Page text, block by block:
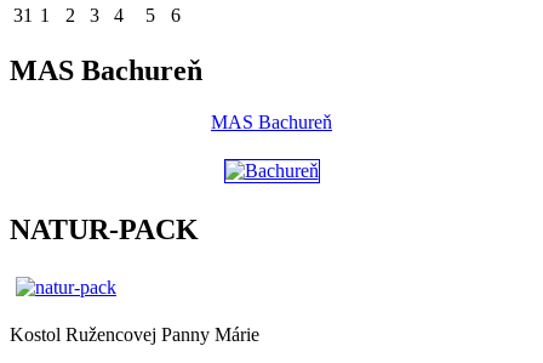
31 1 2 3 4 5 6
MAS Bachureň
MAS Bachureň
NATUR-PACK
Kostol Ružencovej Panny Márie